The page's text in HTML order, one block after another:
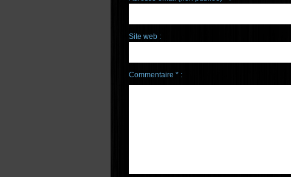
Site web :
Commentaire * :